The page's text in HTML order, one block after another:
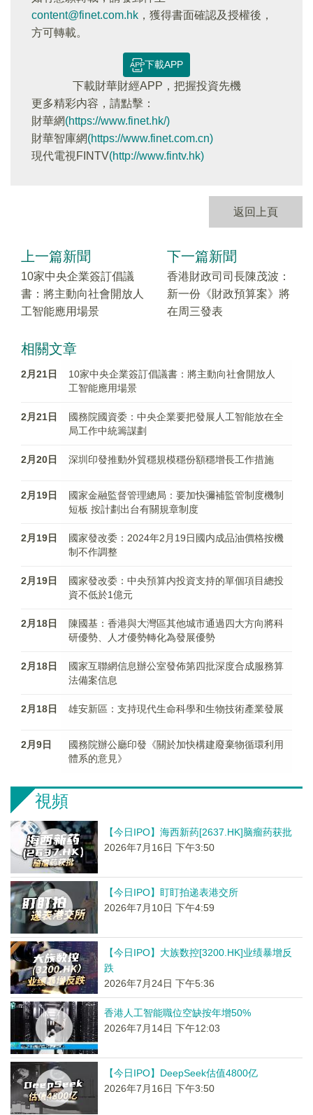
content@finet.com.hk ，獲得書面確認及授權後，
方可轉載。
下載APP
下載財華財經APP，把握投資先機
更多精彩内容，請點擊：
財華網(https://www.finet.hk/)
財華智庫網(https://www.finet.com.cn)
現代電視FINTV(http://www.fintv.hk)
返回上頁
上一篇新聞
10家中央企業簽訂倡議
書：將主動向社會開放人
工智能應用場景
下一篇新聞
香港財政司司長陳茂波：
新一份《財政預算案》將
在周三發表
相關文章
2月21日
10家中央企業簽訂倡議書：將主動向社會開放人
工智能應用場景
2月21日
國務院國資委：中央企業要把發展人工智能放在全
局工作中統籌謀劃
2月20日 深圳印發推動外貿穩規模穩份額穩增長工作措施
2月19日
國家金融監督管理總局：要加快彌補監管制度機制
短板 按計劃出台有關規章制度
2月19日
國家發改委：2024年2月19日國内成品油價格按機
制不作調整
2月19日
國家發改委：中央預算内投資支持的單個項目總投
資不低於1億元
2月18日
陳國基：香港與大灣區其他城市通過四大方向將科
研優勢、人才優勢轉化為發展優勢
2月18日
國家互聯網信息辦公室發佈第四批深度合成服務算
法備案信息
2月18日 雄安新區：支持現代生命科學和生物技術產業發展
2月9日
國務院辦公廳印發《關於加快構建廢棄物循環利用
體系的意見》
視頻
【今日IPO】海西新药[2637.HK]脑瘤药获批
2026年7月16日 下午3:50
【今日IPO】盯盯拍递表港交所
2026年7月10日 下午4:59
【今日IPO】大族数控[3200.HK]业绩暴增反
跌
2026年7月24日 下午5:36
香港人工智能職位空缺按年增50%
2026年7月14日 下午12:03
【今日IPO】DeepSeek估值4800亿
2026年7月16日 下午3:50